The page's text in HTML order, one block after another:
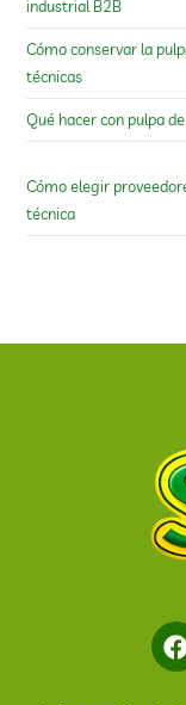
industrial B2B
Cómo conservar la
técnicas
Qué hacer con pulpa
Cómo elegir
técnica